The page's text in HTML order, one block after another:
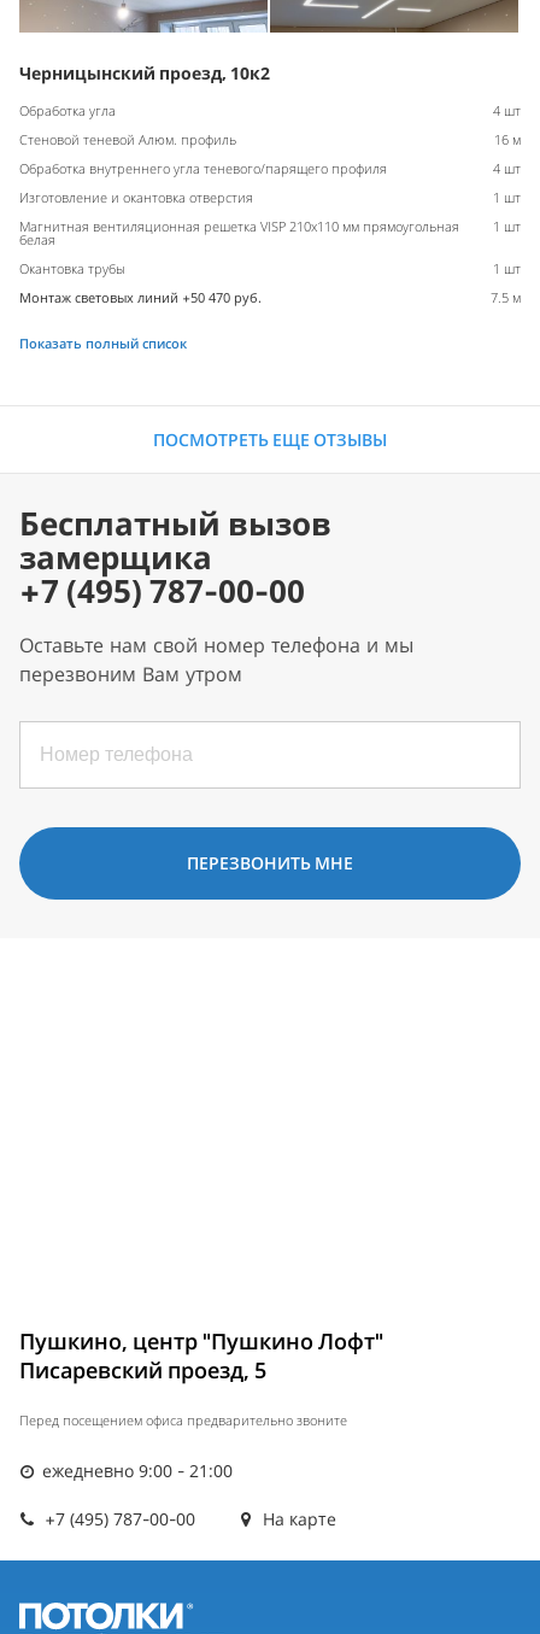
Черницынский проезд, 10к2
Обработка угла
4 шт
Стеновой теневой Алюм. профиль
16 м
Обработка внутреннего угла теневого/парящего профиля
4 шт
Изготовление и окантовка отверстия
1 шт
Магнитная вентиляционная решетка VISP 210x110 мм прямоугольная
белая
1 шт
Окантовка трубы
1 шт
Монтаж световых линий +50 470 руб.
7.5 м
Показать полный список
ПОСМОТРЕТЬ ЕЩЕ ОТЗЫВЫ
Бесплатный вызов
замерщика
+7 (495) 787-00-00
Оставьте нам свой номер телефона и мы
перезвоним Вам утром
ПЕРЕЗВОНИТЬ МНЕ
Пушкино, центр "Пушкино Лофт"
Писаревский проезд, 5
Перед посещением офиса предварительно звоните
ежедневно 9:00 - 21:00
+7 (495) 787-00-00 На карте